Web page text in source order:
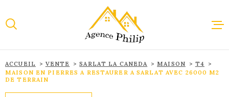
la
au
menu
au
contenu
ACCUEIL VENTE SARLAT LA CANEDA MAISON
T4
MAISON EN PIERRES A RESTAURER A SARLAT AVEC 26000 M2
DE TERRAIN